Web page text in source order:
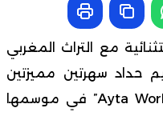
مع التراث المغربي
حداد سهرتين مميزتين
ضمن جولته العالمية “Ayta World Tour” في موسمها